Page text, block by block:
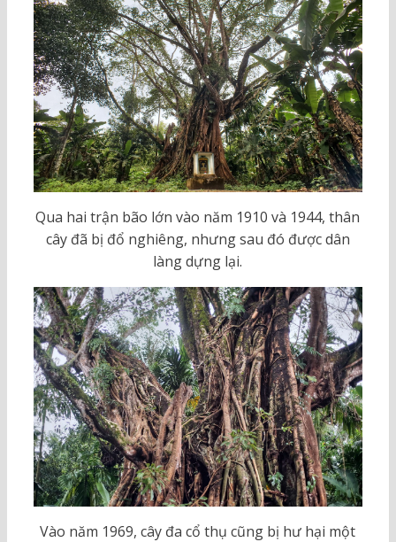
Qua hai trận bão lớn vào năm 1910 và 1944, thân
cây đã bị đổ nghiêng, nhưng sau đó được dân
làng dựng lại.
Vào năm 1969, cây đa cổ thụ cũng bị hư hại một